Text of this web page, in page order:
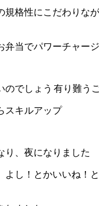
規格性にこだわりな
弁当でパワーチャージ
のでしょう 有り難う
スキルアップ
り、夜になりました
よし！とかいいね！